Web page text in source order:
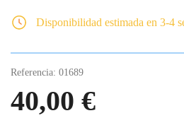
Disponibilidad estimada en 3-4
Referencia: 01689
40,00 €